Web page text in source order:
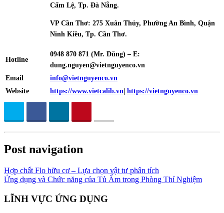
Cẩm Lệ, Tp. Đà Nẵng.
VP Cần Thơ: 275 Xuân Thủy, Phường An Bình, Quận
Ninh Kiều, Tp. Cần Thơ.
Hotline
0948 870 871 (Mr. Dũng) – E:
dung.nguyen@vietnguyenco.vn
Email
info@vietnguyenco.vn
Website
https://www.vietcalib.vn https://vietnguyenco.vn
Post navigation
Hợp chất Flo hữu cơ – Lựa chọn vật tư phân tích
Ứng dụng và Chức năng của Tủ Ấm trong Phòng Thí Nghiệm
LĨNH VỰC ỨNG DỤNG